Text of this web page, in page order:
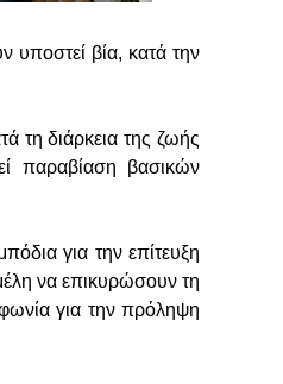
υποστεί βία, κατά την
τη διάρκεια της ζωής
παραβίαση βασικών
για την επίτευξη
να επικυρώσουν τη
για την πρόληψη